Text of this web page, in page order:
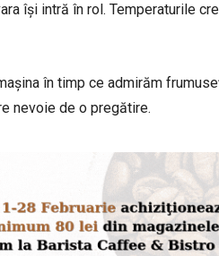
își intră în rol. Temperaturile
în timp ce admirăm
nevoie de o pregătire.